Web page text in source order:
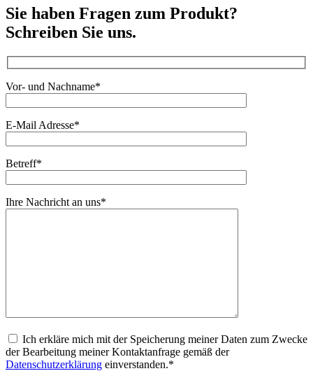
Sie haben Fragen zum Produkt?
Schreiben Sie uns.
Vor- und Nachname*
E-Mail Adresse*
Betreff*
Ihre Nachricht an uns*
Ich erkläre mich mit der Speicherung meiner Daten zum Zwecke
der Bearbeitung meiner Kontaktanfrage gemäß der
Datenschutzerklärung einverstanden.*